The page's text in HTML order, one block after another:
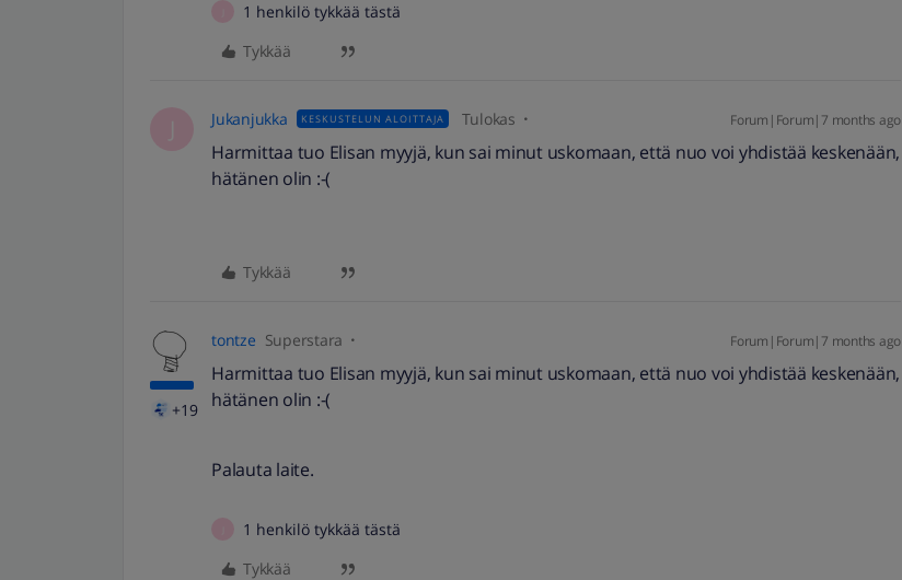
1 henkilö tykkää tästä
Tykkää
J Jukanjukka KESKUSTELUN ALOITTAJA Tulokas Forum|Forum|7 months ago
Harmittaa tuo Elisan myyjä, kun sai minut uskomaan, että nuo voi yhdistää keskenään,
hätänen olin :-(
Tykkää
+19
tontze Superstara Forum|Forum|7 months ago
Harmittaa tuo Elisan myyjä, kun sai minut uskomaan, että nuo voi yhdistää keskenään,
hätänen olin :-(
Palauta laite.
1 henkilö tykkää tästä
Tykkää